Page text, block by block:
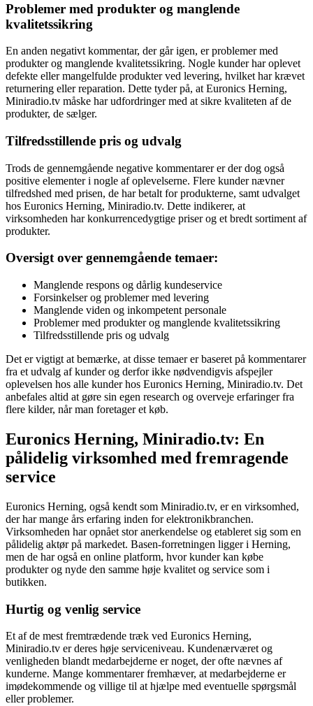
Problemer med produkter og manglende
kvalitetssikring
En anden negativt kommentar, der går igen, er problemer med
produkter og manglende kvalitetssikring. Nogle kunder har oplevet
defekte eller mangelfulde produkter ved levering, hvilket har krævet
returnering eller reparation. Dette tyder på, at Euronics Herning,
Miniradio.tv måske har udfordringer med at sikre kvaliteten af de
produkter, de sælger.
Tilfredsstillende pris og udvalg
Trods de gennemgående negative kommentarer er der dog også
positive elementer i nogle af oplevelserne. Flere kunder nævner
tilfredshed med prisen, de har betalt for produkterne, samt udvalget
hos Euronics Herning, Miniradio.tv. Dette indikerer, at
virksomheden har konkurrencedygtige priser og et bredt sortiment af
produkter.
Oversigt over gennemgående temaer:
Manglende respons og dårlig kundeservice
Forsinkelser og problemer med levering
Manglende viden og inkompetent personale
Problemer med produkter og manglende kvalitetssikring
Tilfredsstillende pris og udvalg
Det er vigtigt at bemærke, at disse temaer er baseret på kommentarer
fra et udvalg af kunder og derfor ikke nødvendigvis afspejler
oplevelsen hos alle kunder hos Euronics Herning, Miniradio.tv. Det
anbefales altid at gøre sin egen research og overveje erfaringer fra
flere kilder, når man foretager et køb.
Euronics Herning, Miniradio.tv: En
pålidelig virksomhed med fremragende
service
Euronics Herning, også kendt som Miniradio.tv, er en virksomhed,
der har mange års erfaring inden for elektronikbranchen.
Virksomheden har opnået stor anerkendelse og etableret sig som en
pålidelig aktør på markedet. Basen-forretningen ligger i Herning,
men de har også en online platform, hvor kunder kan købe
produkter og nyde den samme høje kvalitet og service som i
butikken.
Hurtig og venlig service
Et af de mest fremtrædende træk ved Euronics Herning,
Miniradio.tv er deres høje serviceniveau. Kundenærværet og
venligheden blandt medarbejderne er noget, der ofte nævnes af
kunderne. Mange kommentarer fremhæver, at medarbejderne er
imødekommende og villige til at hjælpe med eventuelle spørgsmål
eller problemer.